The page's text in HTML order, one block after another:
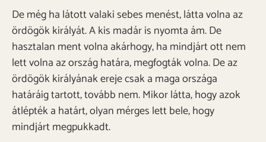
De még ha látott valaki sebes menést, látta volna az
ördögök királyát. A kis madár is nyomta ám. De
hasztalan ment volna akárhogy, ha mindjárt ott nem
lett volna az ország határa, megfogták volna. De az
ördögök királyának ereje csak a maga országa
határáig tartott, tovább nem. Mikor látta, hogy azok
átlépték a határt, olyan mérges lett bele, hogy
mindjárt megpukkadt.